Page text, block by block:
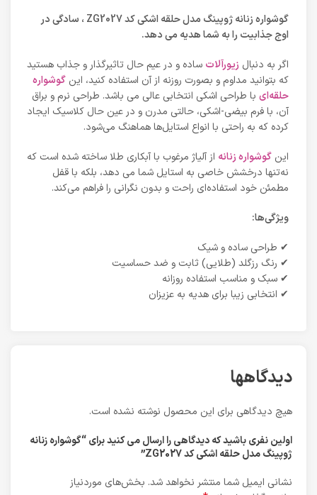
گوشواره زنانه ژوپینگ مدل حلقه اشکی کد ZG2027 ، سادگی در
اوج جذابیت را به شما هدیه می دهد.
اگر به دنبال زیورآلات ساده و در عیم حال تاثیرگذار و جذاب هستید
که بتوانید مداوم و بصورت روزنه از آن استفاده کنید، این گوشواره
حلقه‌ای با طراحی اشکی انتخابی عالی می باشد. طراحی نرم و براق
آن، با فرم بیضی-اشکی، حالتی مدرن و در عین حال کلاسیک ایجاد
کرده که به راحتی با انواع استایل‌ها هماهنگ می‌شود.
این گوشواره زنانه از آلیاژ مرغوب با آبکاری طلا ساخته شده است که
نه‌تنها درخشش خاصی به استایل شما می دهد، بلکه با قفل
مطمئن خود استفاده‌ای راحت و بدون نگرانی را فراهم می‌کند.
ویژگی‌ها:
✔ طراحی ساده و شیک
✔ رنگ رزگلد (طلایی) ثابت و ضد حساسیت
✔ سبک و مناسب استفاده روزانه
✔ انتخابی زیبا برای هدیه به عزیزان
دیدگاهها
هیچ دیدگاهی برای این محصول نوشته نشده است.
اولین نفری باشید که دیدگاهی را ارسال می کنید برای “گوشواره زنانه
ژوپینگ مدل حلقه اشکی کد ZG2027”
نشانی ایمیل شما منتشر نخواهد شد. بخش‌های موردنیاز